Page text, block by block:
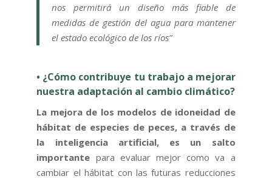
nos permitirá un diseño más fiable de
medidas de gestión del agua para mantener
el estado ecológico de los ríos”
• ¿Cómo contribuye tu trabajo a mejorar
nuestra adaptación al cambio climático?
La mejora de los modelos de idoneidad de
hábitat de especies de peces, a través de
la inteligencia artificial, es un salto
importante para evaluar mejor como va a
cambiar el hábitat con las futuras reducciones